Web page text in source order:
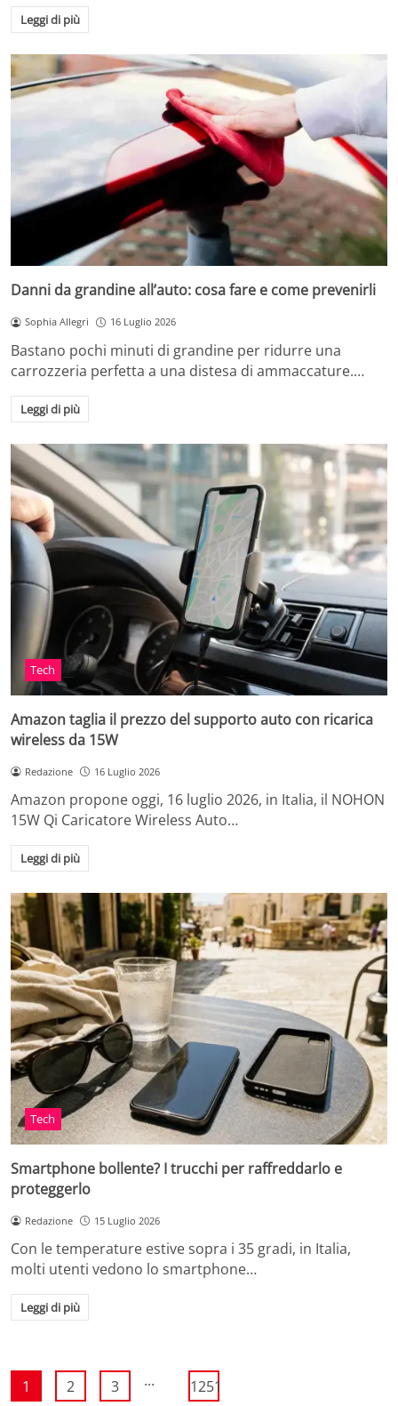
Leggi di più
Danni da grandine all’auto: cosa fare e come prevenirli
Sophia Allegri 16 Luglio 2026
Bastano pochi minuti di grandine per ridurre una
carrozzeria perfetta a una distesa di ammaccature.…
Leggi di più
Tech
Amazon taglia il prezzo del supporto auto con ricarica
wireless da 15W
Redazione 16 Luglio 2026
Amazon propone oggi, 16 luglio 2026, in Italia, il NOHON
15W Qi Caricatore Wireless Auto…
Leggi di più
Tech
Smartphone bollente? I trucchi per raffreddarlo e
proteggerlo
Redazione 15 Luglio 2026
Con le temperature estive sopra i 35 gradi, in Italia,
molti utenti vedono lo smartphone…
Leggi di più
1 2 3 ... 1251